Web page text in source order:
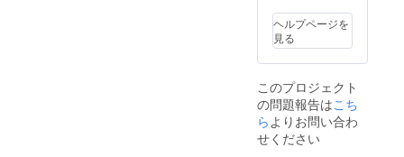
草色、
赤の中
から選
べま
考欄に
希望の
色、必
要個数
を記入
ヘルプページを
見る
このプロジェクト
の問題報告はこち
らよりお問い合わ
せください